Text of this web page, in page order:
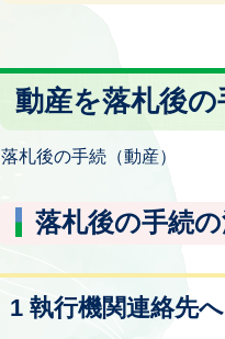
動産を落札後の
落札後の手続（動産）
落札後の手続
1 執行機関連絡先